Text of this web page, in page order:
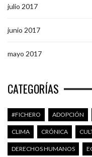
julio 2017
junio 2017
mayo 2017
CATEGORÍAS
#FICHERO ADOPCIÓN
CLIMA CRÓNICA
DERECHOS HUMANOS